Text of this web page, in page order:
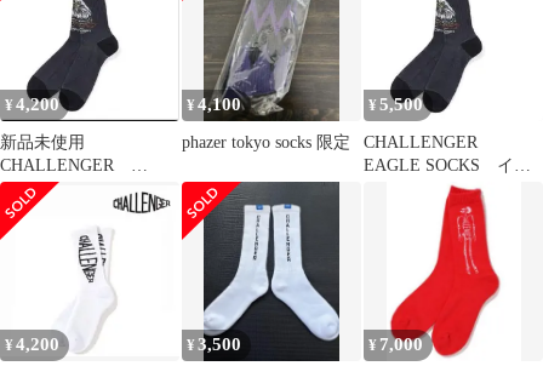
¥ 4,200
新品未使用
CHALLENGER
EAGLE SOCKS
BLACK
¥4,100
phazer tokyo socks 限定
¥ 5,500
CHALLENGER
EAGLE SOCKS イー
グル BLACK
¥ 4,200 ¥3,500 ¥ 7,000